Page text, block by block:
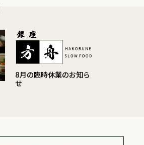
8月の臨時休業のお知ら
せ